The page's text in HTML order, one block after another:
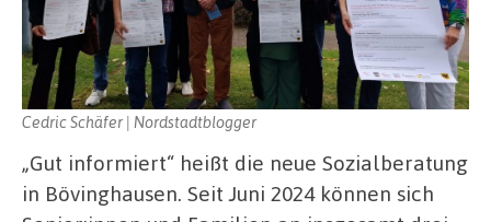
Cedric Schäfer | Nordstadtblogger
„Gut informiert“ heißt die neue Sozialberatung
in Bövinghausen. Seit Juni 2024 können sich